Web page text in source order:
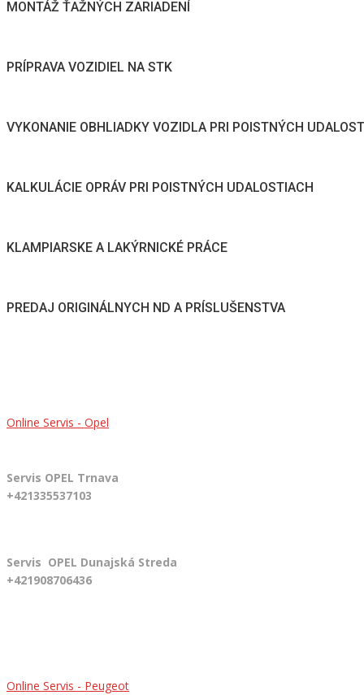
MONTÁŽ ŤAŽNÝCH ZARIADENÍ
PRÍPRAVA VOZIDIEL NA STK
VYKONANIE OBHLIADKY VOZIDLA PRI POISTNÝCH
KALKULÁCIE OPRÁV PRI POISTNÝCH UDALOSTIACH
KLAMPIARSKE A LAKÝRNICKÉ PRÁCE
PREDAJ ORIGINÁLNYCH ND A PRÍSLUŠENSTVA
Online Servis - Opel
Servis OPEL Trnava
+421335537103
Servis OPEL Dunajská Streda
+421908706436
Online Servis - Peugeot